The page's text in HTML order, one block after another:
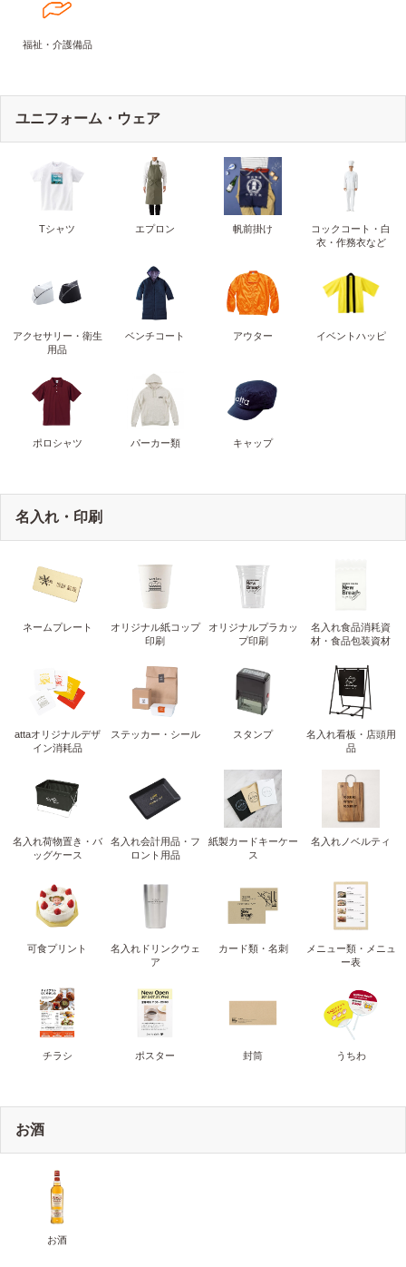
福祉・介護備品
ユニフォーム・ウェア
Tシャツ エプロン 帆前掛け
コックコート・白
衣・作務衣など
アクセサリー・衛生
用品
ベンチコート アウター イベントハッピ
ポロシャツ パーカー類 キャップ
名入れ・印刷
ネームプレート
オリジナル紙コップ
印刷
オリジナルプラカッ
プ印刷
名入れ食品消耗資
材・食品包装資材
attaオリジナルデザ
イン消耗品
ステッカー・シール スタンプ
名入れ看板・店頭用
品
名入れ荷物置き・バ
ッグケース
名入れ会計用品・フ
ロント用品
紙製カードキーケー
ス
名入れノベルティ
可食プリント
名入れドリンクウェ
ア
カード類・名刺
メニュー類・メニュ
ー表
チラシ ポスター 封筒 うちわ
お酒
お酒